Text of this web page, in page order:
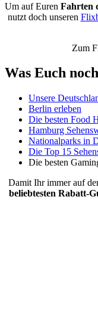
Um auf Euren Fahrten
nutzt doch unseren
Zum
Was Euch
Unsere
Berlin erleben
Die besten Food
Hamburg
Nationalparks in
Die Top 15
Die besten
Damit Ihr immer auf
beliebtesten Rabatt-